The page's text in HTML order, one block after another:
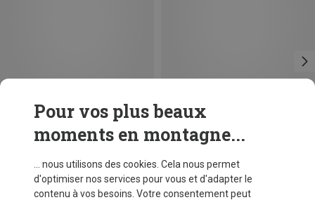
Tailles
Super.Natural
Pull Alpine Brush Crewneck homme
123,45 €
M L XL XXL
Vous économisez 17%
Pour vos plus beaux
moments en montagne...
... nous utilisons des cookies. Cela nous permet
d'optimiser nos services pour vous et d'adapter le
contenu à vos besoins. Votre consentement peut